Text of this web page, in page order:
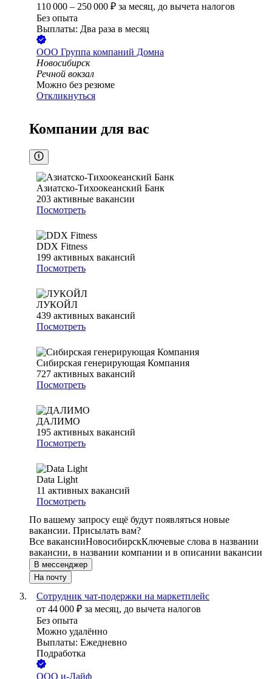
110 000 – 250 000 ₽ за месяц, до вычета налогов
Без опыта
Выплаты: Два раза в месяц
ООО Группа компаний Домна
Новосибирск
Речной вокзал
Можно без резюме
Откликнуться
Компании для вас
Азиатско-Тихоокеанский Банк
203 активные вакансии
Посмотреть
DDX Fitness
199 активных вакансий
Посмотреть
ЛУКОЙЛ
439 активных вакансий
Посмотреть
Сибирская генерирующая Компания
727 активных вакансий
Посмотреть
ДАЛИМО
195 активных вакансий
Посмотреть
Data Light
11 активных вакансий
Посмотреть
По вашему запросу ещё будут появляться новые
вакансии. Присылать вам?
Все вакансииНовосибирскКлючевые слова в названии
вакансии, в названии компании и в описании вакансии
В мессенджер
На почту
Сотрудник чат-подержки на маркетплейс
от 44 000 ₽ за месяц, до вычета налогов
Без опыта
Можно удалённо
Выплаты: Ежедневно
Подработка
ООО и-Лайф